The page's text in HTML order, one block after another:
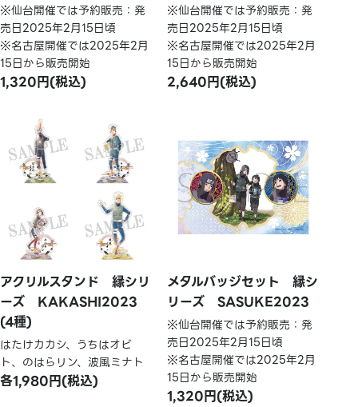
※仙台開催では予約販売：発
売日2025年2月15日頃
※名古屋開催では2025年2月
15日から販売開始
1,320円(税込)
※仙台開催では予約販売：発
売日2025年2月15日頃
※名古屋開催では2025年2月
15日から販売開始
2,640円(税込)
アクリルスタンド 縁シリ
ーズ KAKASHI2023
(4種)
はたけカカシ、うちはオビ
ト、のはらリン、波風ミナト
各1,980円(税込)
メタルバッジセット 縁シ
リーズ SASUKE2023
※仙台開催では予約販売：発
売日2025年2月15日頃
※名古屋開催では2025年2月
15日から販売開始
1,320円(税込)